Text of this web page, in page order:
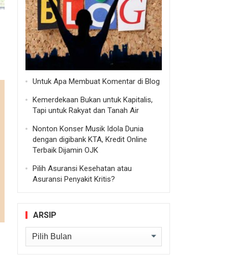
Untuk Apa Membuat Komentar di Blog
Kemerdekaan Bukan untuk Kapitalis,
Tapi untuk Rakyat dan Tanah Air
Nonton Konser Musik Idola Dunia
dengan digibank KTA, Kredit Online
Terbaik Dijamin OJK
Pilih Asuransi Kesehatan atau
Asuransi Penyakit Kritis?
ARSIP
Arsip